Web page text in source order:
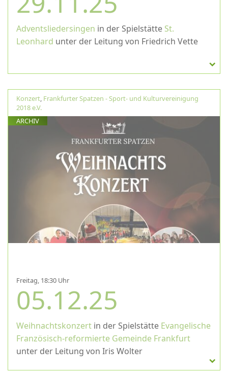
Adventsliedersingen in der Spielstätte St.
Leonhard unter der Leitung von Friedrich Vette
Konzert, Frankfurter Spatzen - Sport- und Kulturvereinigung
2018 e.V.
ARCHIV
Freitag, 18:30 Uhr
05.12.25
Weihnachtskonzert in der Spielstätte Evangelische
Französisch-reformierte Gemeinde Frankfurt
unter der Leitung von Iris Wolter